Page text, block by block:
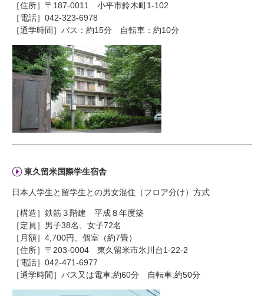
［住所］〒187-0011 小平市鈴木町1-102
［電話］042-323-6978
［通学時間］バス：約15分 自転車：約10分
東久留米国際学生宿舎
日本人学生と留学生との男女混住（フロア分け）方式
［構造］鉄筋３階建 平成８年度築
［定員］男子38名、女子72名
［月額］4,700円、個室（約7畳）
［住所］〒203-0004 東久留米市氷川台1-22-2
［電話］042-471-6977
［通学時間］バス又は電車:約60分 自転車:約50分